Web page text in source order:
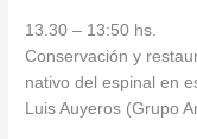
13.30 – 13:50 hs.
Conservación y
nativo del espinal en
Luis Auyeros (Grupo